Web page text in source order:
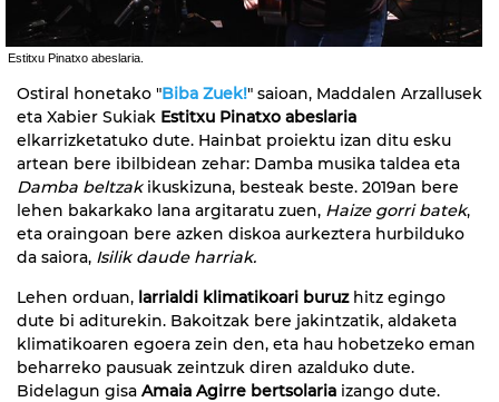
Estitxu Pinatxo abeslaria.
Ostiral honetako "Biba Zuek!" saioan, Maddalen Arzallusek
eta Xabier Sukiak Estitxu Pinatxo abeslaria
elkarrizketatuko dute. Hainbat proiektu izan ditu esku
artean bere ibilbidean zehar: Damba musika taldea eta
Damba beltzakikuskizuna, besteak beste. 2019an bere
lehen bakarkako lana argitaratu zuen, Haize gorri batek,
eta oraingoan bere azken diskoa aurkeztera hurbilduko
da saiora, Isilik daude harriak.
Lehen orduan, larrialdi klimatikoari buruzhitz egingo
dute bi aditurekin. Bakoitzak bere jakintzatik, aldaketa
klimatikoaren egoera zein den, eta hau hobetzeko eman
beharreko pausuak zeintzuk diren azalduko dute.
Bidelagun gisa Amaia Agirre bertsolaria izango dute.